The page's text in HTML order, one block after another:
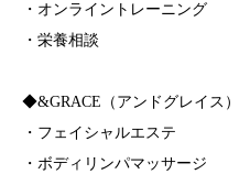
・オンライントレーニング
・栄養相談
◆&GRACE（アンドグレイス）
・フェイシャルエステ
・ボディリンパマッサージ